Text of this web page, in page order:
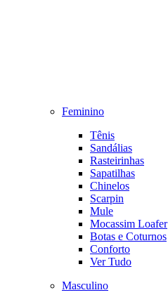
Feminino
Tênis
Sandálias
Rasteirinhas
Sapatilhas
Chinelos
Scarpin
Mule
Mocassim Loafer
Botas e Coturnos
Conforto
Ver Tudo
Masculino